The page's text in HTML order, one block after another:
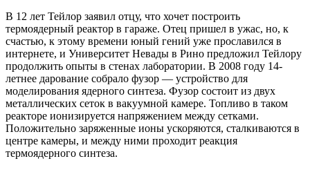
В 12 лет Тейлор заявил отцу, что хочет построить
термоядерный реактор в гараже. Отец пришел в ужас, но, к
счастью, к этому времени юный гений уже прославился в
интернете, и Университет Невады в Рино предложил Тейлору
продолжить опыты в стенах лаборатории. В 2008 году 14-
летнее дарование собрало фузор — устройство для
моделирования ядерного синтеза. Фузор состоит из двух
металлических сеток в вакуумной камере. Топливо в таком
реакторе ионизируется напряжением между сетками.
Положительно заряженные ионы ускоряются, сталкиваются в
центре камеры, и между ними проходит реакция
термоядерного синтеза.